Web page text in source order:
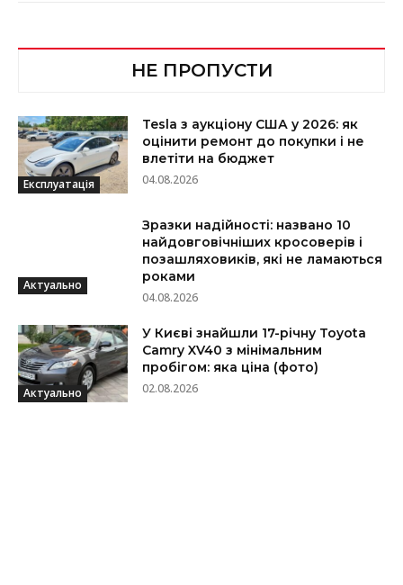
НЕ ПРОПУСТИ
Експлуатація
Tesla з аукціону США у 2026: як
оцінити ремонт до покупки і не
влетіти на бюджет
04.08.2026
Актуально
Зразки надійності: названо 10
найдовговічніших кросоверів і
позашляховиків, які не ламаються
роками
04.08.2026
Актуально
У Києві знайшли 17-річну Toyota
Camry XV40 з мінімальним
пробігом: яка ціна (фото)
02.08.2026